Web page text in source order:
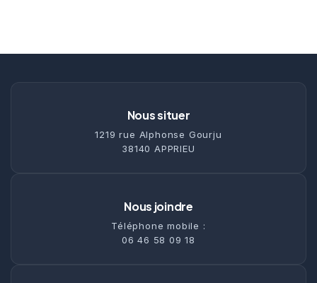
Nous situer
1219 rue Alphonse Gourju
38140 APPRIEU
Nous joindre
Téléphone mobile :
06 46 58 09 18